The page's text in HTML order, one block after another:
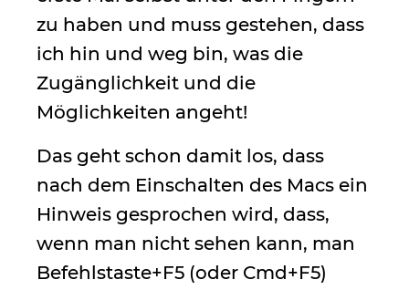
zu haben und muss gestehen, dass
ich hin und weg bin, was die
Zugänglichkeit und die
Möglichkeiten angeht!
Das geht schon damit los, dass
nach dem Einschalten des Macs ein
Hinweis gesprochen wird, dass,
wenn man nicht sehen kann, man
Befehlstaste+F5 (oder Cmd+F5)